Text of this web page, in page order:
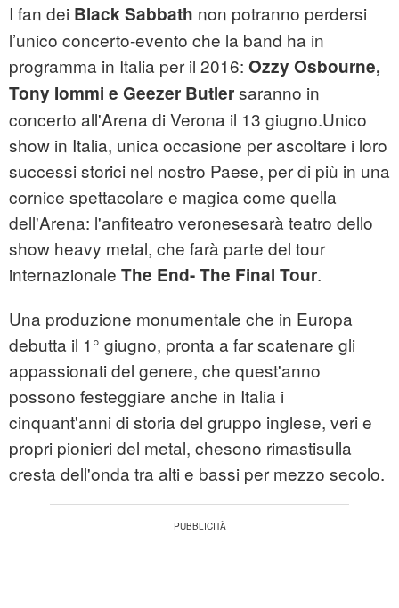
I fan dei Black Sabbath non potranno perdersi
l’unico concerto-evento che la band ha in
programma in Italia per il 2016: Ozzy Osbourne,
Tony Iommi e Geezer Butlersaranno in
concerto all'Arena di Verona il 13 giugno.Unico
show in Italia, unica occasione per ascoltare i loro
successi storici nel nostro Paese, per di più in una
cornice spettacolare e magica come quella
dell'Arena: l'anfiteatro veronesesarà teatro dello
show heavy metal, che farà parte del tour
internazionale The End- The Final Tour.
Una produzione monumentale che in Europa
debutta il 1° giugno, pronta a far scatenare gli
appassionati del genere, che quest'anno
possono festeggiare anche in Italia i
cinquant'anni di storia del gruppo inglese, veri e
propri pionieri del metal, chesono rimastisulla
cresta dell'onda tra alti e bassi per mezzo secolo.